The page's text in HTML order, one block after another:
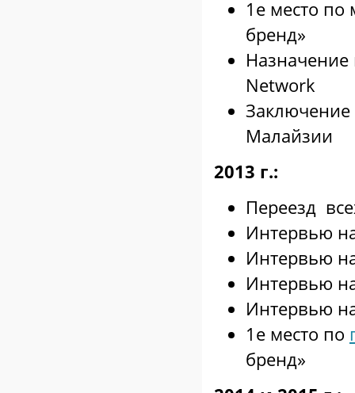
1е место
бренд»
Назначение
Network
Заключение
Малайзии
2013 г.:
Переезд
Интервью
Интервью
Интервью
Интервью
1е место по
бренд»